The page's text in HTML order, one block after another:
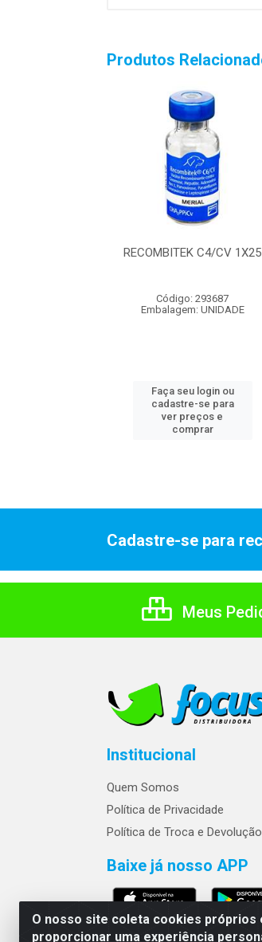
Produtos
RECOMBITEK C4/CV 1X25
Código: 293687
Embalagem: UNIDADE
Faça seu login ou
cadastre-se para
ver preços e
comprar
O nosso site coleta cookies próprios
proporcionar uma experiência
Cadastre-se para
Meus
Institucional
Quem Somos
Política de Privacidade
Política de Troca e Devolução
Baixe já nosso APP